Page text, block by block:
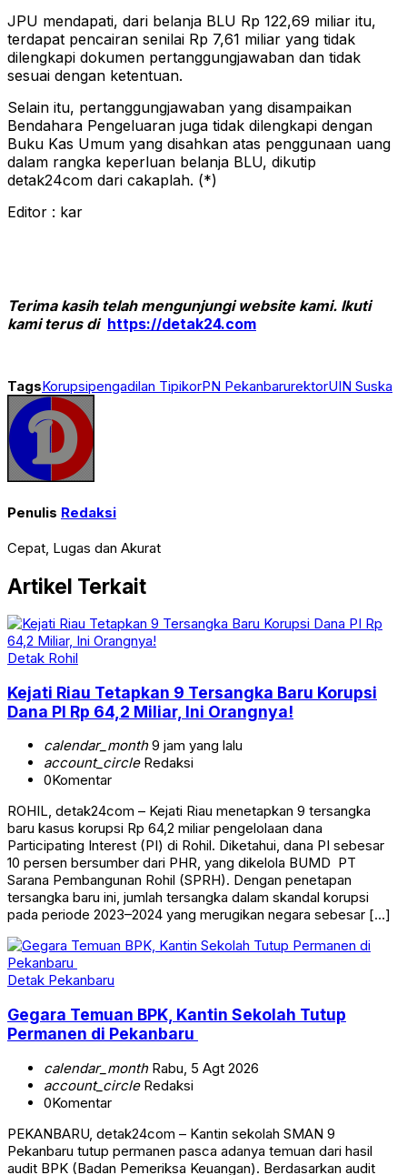
JPU mendapati, dari belanja BLU Rp 122,69 miliar itu,
terdapat pencairan senilai Rp 7,61 miliar yang tidak
dilengkapi dokumen pertanggungjawaban dan tidak
sesuai dengan ketentuan.
Selain itu, pertanggungjawaban yang disampaikan
Bendahara Pengeluaran juga tidak dilengkapi dengan
Buku Kas Umum yang disahkan atas penggunaan uang
dalam rangka keperluan belanja BLU, dikutip
detak24com dari cakaplah. (*)
Editor : kar
Terima kasih telah mengunjungi website kami. Ikuti
kami terus di https://detak24.com
TagsKorupsipengadilan TipikorPN PekanbarurektorUIN Suska
Penulis Redaksi
Cepat, Lugas dan Akurat
Artikel Terkait
Detak Rohil
Kejati Riau Tetapkan 9 Tersangka Baru Korupsi
Dana PI Rp 64,2 Miliar, Ini Orangnya!
calendar_month9 jam yang lalu
account_circleRedaksi
0Komentar
ROHIL, detak24com – Kejati Riau menetapkan 9 tersangka
baru kasus korupsi Rp 64,2 miliar pengelolaan dana
Participating Interest (PI) di Rohil. Diketahui, dana PI sebesar
10 persen bersumber dari PHR, yang dikelola BUMD PT
Sarana Pembangunan Rohil (SPRH). Dengan penetapan
tersangka baru ini, jumlah tersangka dalam skandal korupsi
pada periode 2023–2024 yang merugikan negara sebesar […]
Detak Pekanbaru
Gegara Temuan BPK, Kantin Sekolah Tutup
Permanen di Pekanbaru
calendar_monthRabu, 5 Agt 2026
account_circleRedaksi
0Komentar
PEKANBARU, detak24com – Kantin sekolah SMAN 9
Pekanbaru tutup permanen pasca adanya temuan dari hasil
audit BPK (Badan Pemeriksa Keuangan). Berdasarkan audit